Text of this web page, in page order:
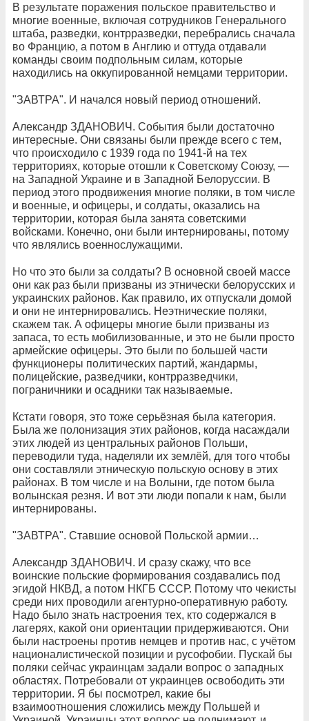
В результате поражения польское правительство и
многие военные, включая сотрудников Генерального
штаба, разведки, контрразведки, перебрались сначала
во Францию, а потом в Англию и оттуда отдавали
команды своим подпольным силам, которые
находились на оккупированной немцами территории.
"ЗАВТРА". И начался новый период отношений.
Александр ЗДАНОВИЧ. События были достаточно
интересные. Они связаны были прежде всего с тем,
что происходило с 1939 года по 1941-й на тех
территориях, которые отошли к Советскому Союзу, —
на Западной Украине и в Западной Белоруссии. В
период этого продвижения многие поляки, в том числе
и военные, и офицеры, и солдаты, оказались на
территории, которая была занята советскими
войсками. Конечно, они были интернированы, потому
что являлись военнослужащими.
Но что это были за солдаты? В основной своей массе
они как раз были призваны из этнически белорусских и
украинских районов. Как правило, их отпускали домой
и они не интернировались. Неэтнические поляки,
скажем так. А офицеры многие были призваны из
запаса, то есть мобилизованные, и это не были просто
армейские офицеры. Это были по большей части
функционеры политических партий, жандармы,
полицейские, разведчики, контрразведчики,
пограничники и осадники так называемые.
Кстати говоря, это тоже серьёзная была категория.
Была же полонизация этих районов, когда насаждали
этих людей из центральных районов Польши,
переводили туда, наделяли их землёй, для того чтобы
они составляли этническую польскую основу в этих
районах. В том числе и на Волыни, где потом была
волынская резня. И вот эти люди попали к нам, были
интернированы.
"ЗАВТРА". Ставшие основой Польской армии…
Александр ЗДАНОВИЧ. И сразу скажу, что все
воинские польские формирования создавались под
эгидой НКВД, а потом НКГБ СССР. Потому что чекисты
среди них проводили агентурно-оперативную работу.
Надо было знать настроения тех, кто содержался в
лагерях, какой они ориентации придерживаются. Они
были настроены против немцев и против нас, с учётом
националистической позиции и русофобии. Пускай бы
поляки сейчас украинцам задали вопрос о западных
областях. Потребовали от украинцев освободить эти
территории. Я бы посмотрел, какие бы
взаимоотношения сложились между Польшей и